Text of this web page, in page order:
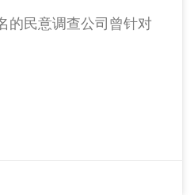
的民意调查公司曾针对